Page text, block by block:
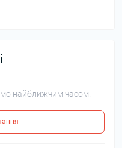
найближчим часом.